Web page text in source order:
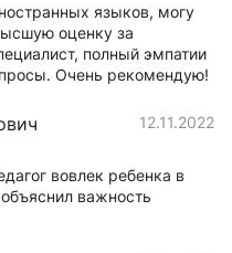
языков, могу
оценку за
полный эмпатии
Очень рекомендую!
12.11.2022
вовлек ребенка в
важность